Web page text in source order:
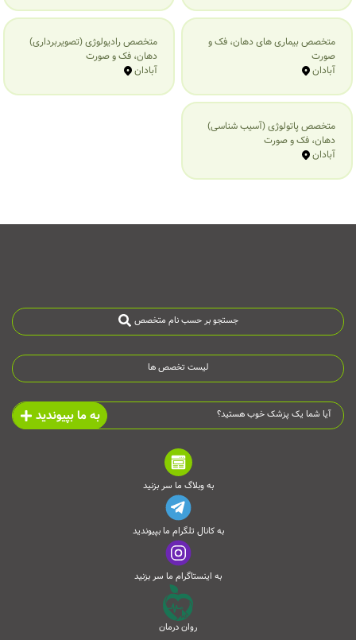
متخصص بیماری‌ های دهان، فک و
صورت
آبادان
متخصص رادیولوژی (تصویربرداری)
دهان، فک و صورت
آبادان
متخصص پاتولوژی (آسیب شناسی)
دهان، فک و صورت
آبادان
جستجو بر حسب نام متخصص
لیست تخصص ها
آیا شما یک پزشک خوب هستید؟ به ما بپیوندید
به وبلاگ ما سر بزنید
به کانال تلگرام ما بپیوندید
به اینستاگرام ما سر بزنید
روان درمان